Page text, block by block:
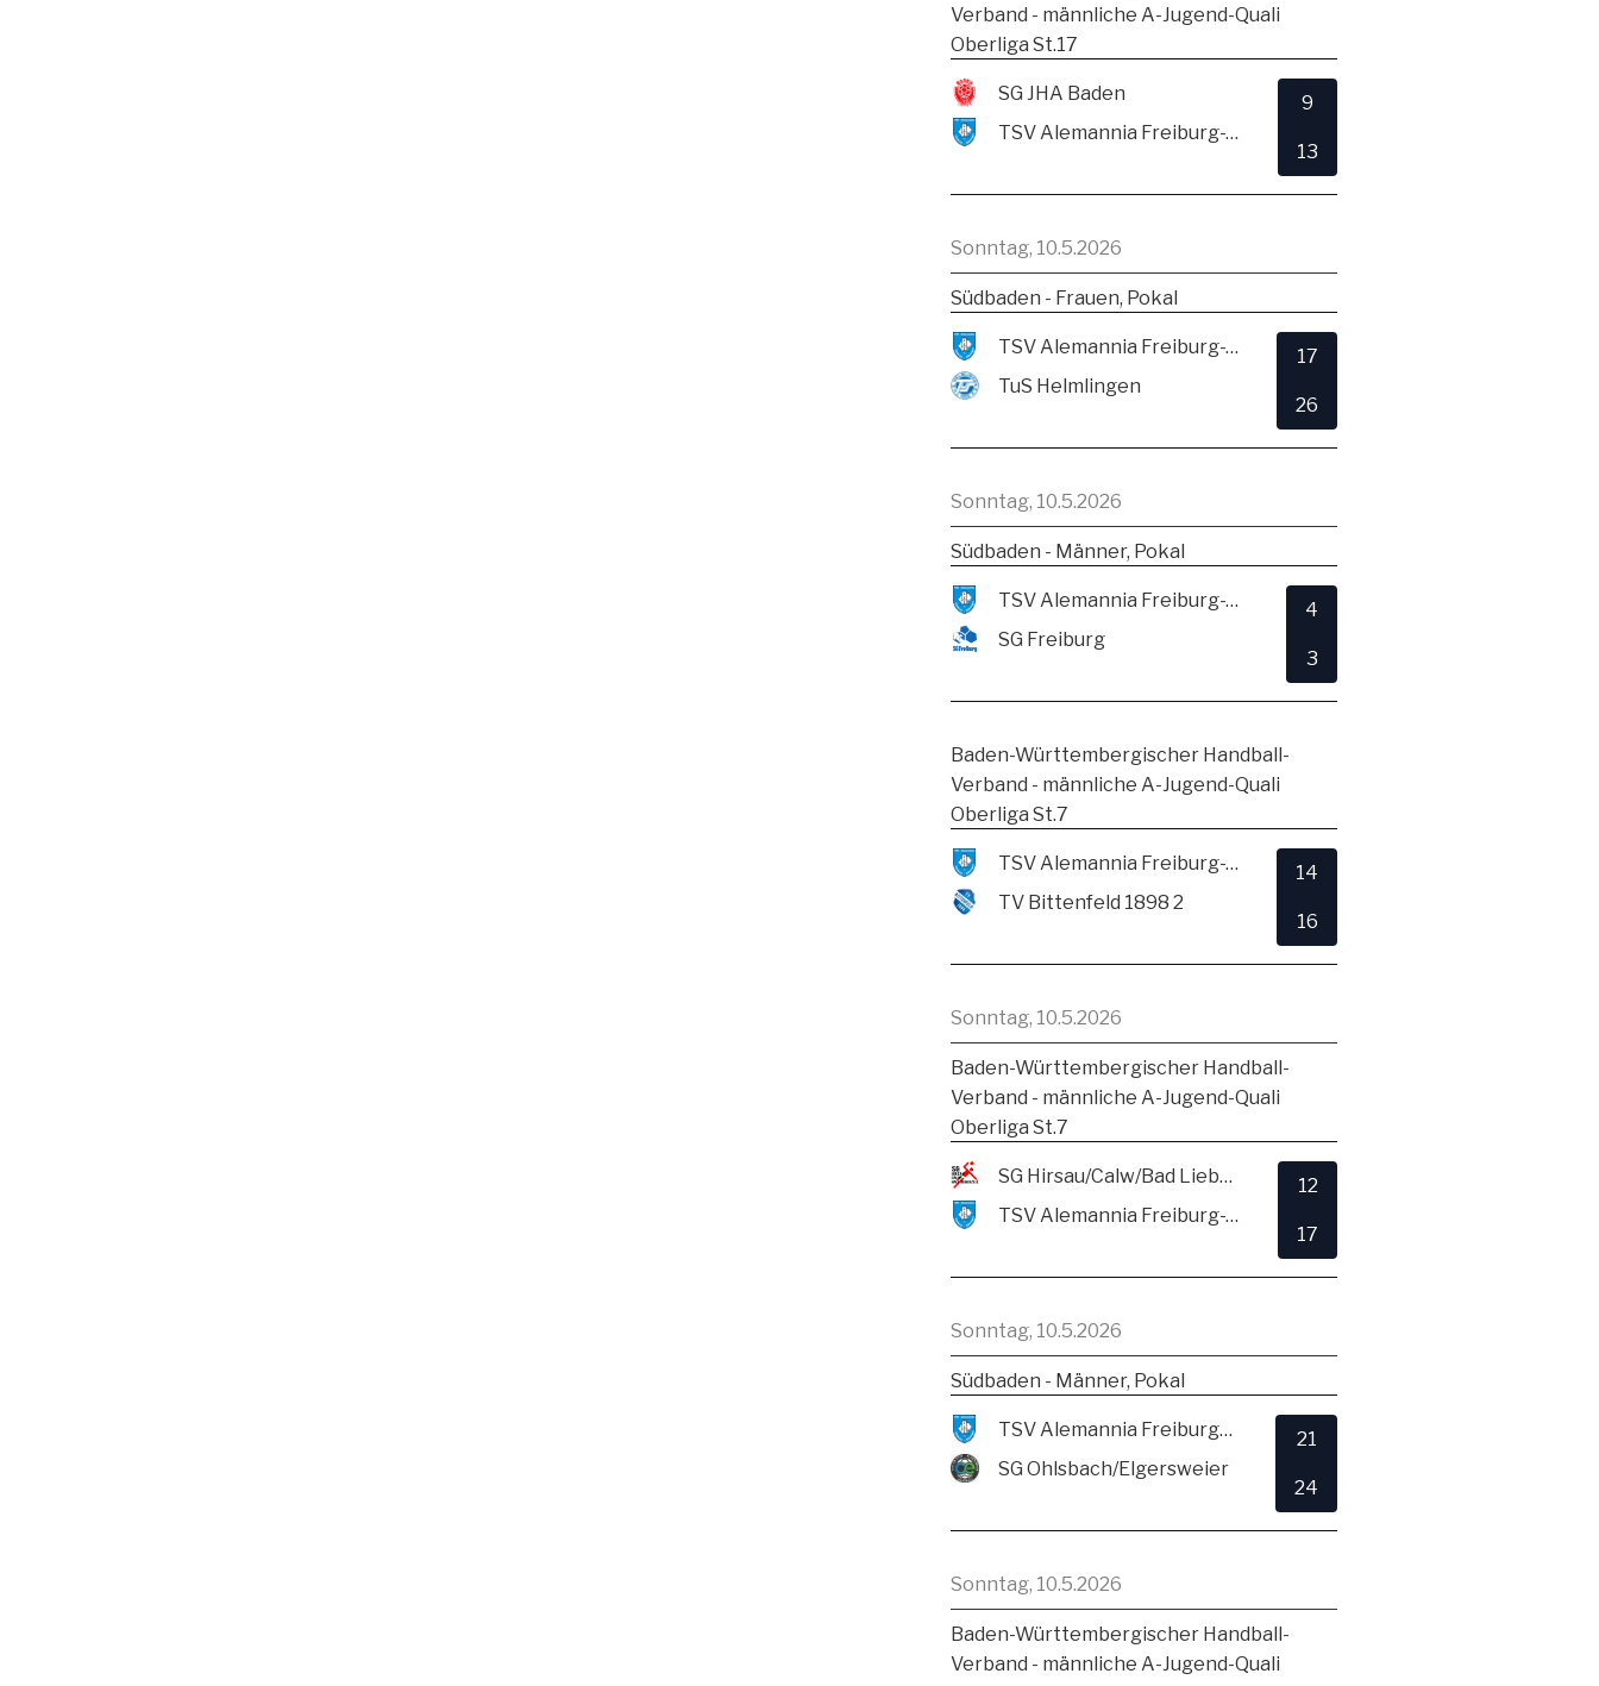
Verband - männliche A-Jugend-Quali
Oberliga St.17
SG JHA Baden
TSV Alemannia Freiburg-Zähringen
9
13
Sonntag, 10.5.2026
Südbaden - Frauen, Pokal
TSV Alemannia Freiburg-Zähringen
TuS Helmlingen
17
26
Sonntag, 10.5.2026
Südbaden - Männer, Pokal
TSV Alemannia Freiburg-Zähringen
SG Freiburg
4
3
Baden-Württembergischer Handball-
Verband - männliche A-Jugend-Quali
Oberliga St.7
TSV Alemannia Freiburg-Zähringen
TV Bittenfeld 1898 2
14
16
Sonntag, 10.5.2026
Baden-Württembergischer Handball-
Verband - männliche A-Jugend-Quali
Oberliga St.7
SG Hirsau/Calw/Bad Liebenzell
TSV Alemannia Freiburg-Zähringen
12
17
Sonntag, 10.5.2026
Südbaden - Männer, Pokal
TSV Alemannia Freiburg-Zähringen
SG Ohlsbach/Elgersweier
21
24
Sonntag, 10.5.2026
Baden-Württembergischer Handball-
Verband - männliche A-Jugend-Quali